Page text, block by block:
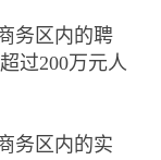
务区内的聘
过200万元人
务区内的实